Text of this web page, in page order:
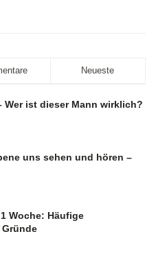
Neueste
Wer ist dieser Mann wirklich?
uns sehen und hören –
Woche: Häufige